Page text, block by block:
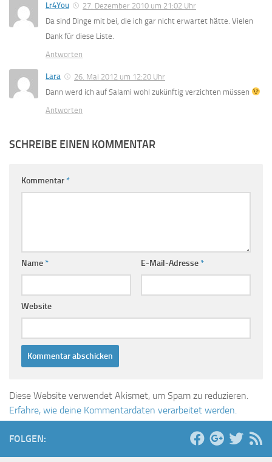
Lr4You
27. Dezember 2010 um 21:02 Uhr
Da sind Dinge mit bei, die ich gar nicht erwartet hätte. Vielen
Dank für diese Liste.
Antworten
Lara
26. Mai 2012 um 12:20 Uhr
Dann werd ich auf Salami wohl zukünftig verzichten müssen
Antworten
SCHREIBE EINEN KOMMENTAR
Kommentar*
Name* E-Mail-Adresse*
Website
Diese Website verwendet Akismet, um Spam zu reduzieren.
Erfahre, wie deine Kommentardaten verarbeitet werden.
FOLGEN: